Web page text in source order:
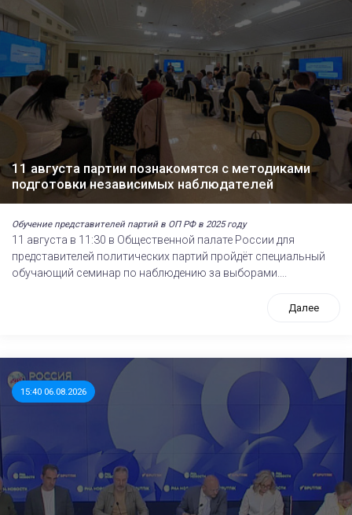
11 августа партии познакомятся с методиками
подготовки независимых наблюдателей
Обучение представителей партий в ОП РФ в 2025 году
11 августа в 11:30 в Общественной палате России для
представителей политических партий пройдёт специальный
обучающий семинар по наблюдению за выборами....
Далее
15:40 06.08.2026